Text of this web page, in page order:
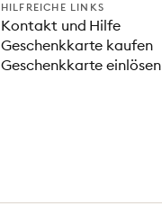
HILFREICHE LINKS
Kontakt und Hilfe
Geschenkkarte kaufen
Geschenkkarte einlösen